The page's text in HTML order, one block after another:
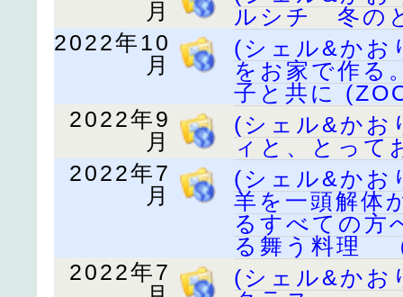
月
ルシチ 冬の
2022年10
月
(シェル&かお
をお家で作る
子と共に
2022年9
月
(シェル&か
ィと、とっ
2022年7
月
(シェル&かお
羊を一頭解体
るすべての方
る舞う料理
2022年7
(シェル&かお